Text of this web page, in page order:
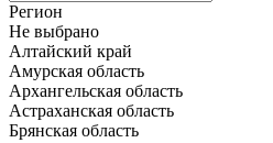
Регион
Не выбрано
Алтайский край
Амурская область
Архангельская область
Астраханская область
Брянская область